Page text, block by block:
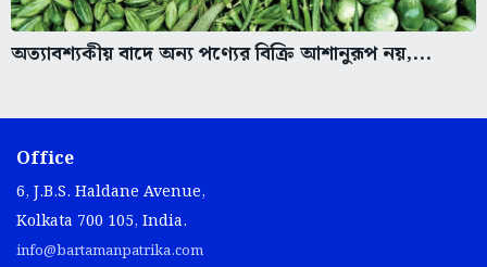
অত্যাবশ্যকীয় বাদে অন্য পণ্যের বিক্রি আশানুরূপ নয়,...
Office
6, J.B.S. Haldane Avenue,
Kolkata 700 105, India.
info@bartamanpatrika.com